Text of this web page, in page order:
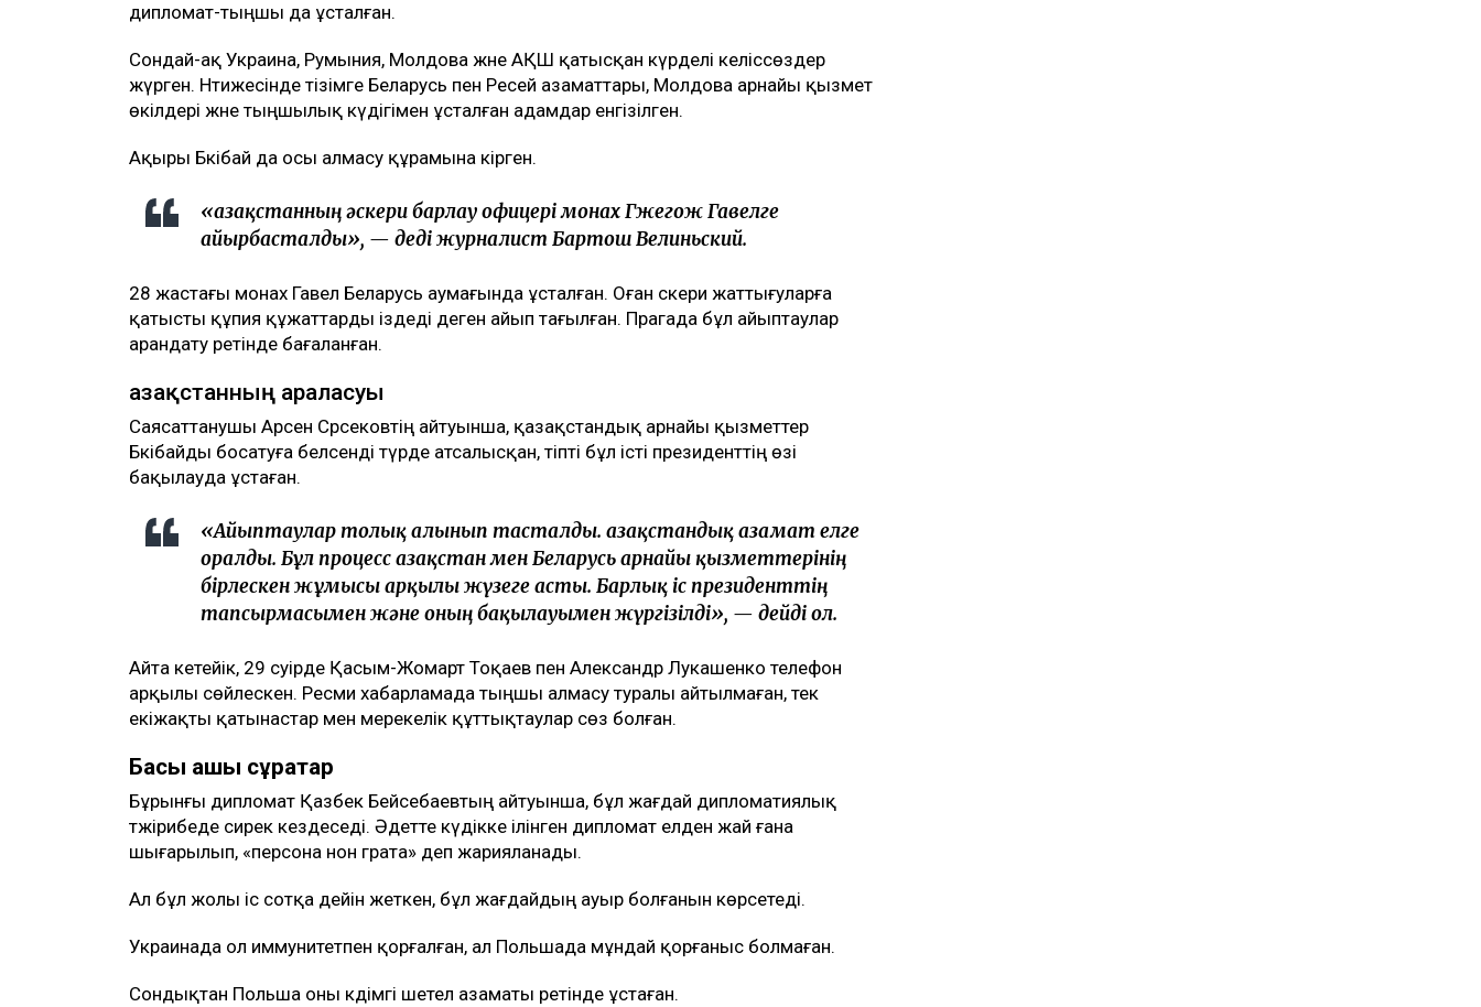
дипломат-тыңшы да ұсталған.
Сондай-ақ Украина, Румыния, Молдова және АҚШ қатысқан күрделі келіссөздер
жүрген. Нәтижесінде тізімге Беларусь пен Ресей азаматтары, Молдова арнайы қызмет
өкілдері және тыңшылық күдігімен ұсталған адамдар енгізілген.
Ақыры Бәкібай да осы алмасу құрамына кірген.
«Қазақстанның әскери барлау офицері монах Гжегож Гавелге
айырбасталды», — деді журналист Бартош Велиньский.
28 жастағы монах Гавел Беларусь аумағында ұсталған. Оған әскери жаттығуларға
қатысты құпия құжаттарды іздеді деген айып тағылған. Прагада бұл айыптаулар
арандату ретінде бағаланған.
Қазақстанның араласуы
Саясаттанушы Арсен Сәрсековтің айтуынша, қазақстандық арнайы қызметтер
Бәкібайды босатуға белсенді түрде атсалысқан, тіпті бұл істі президенттің өзі
бақылауда ұстаған.
«Айыптаулар толық алынып тасталды. Қазақстандық азамат елге
оралды. Бұл процесс Қазақстан мен Беларусь арнайы қызметтерінің
бірлескен жұмысы арқылы жүзеге асты. Барлық іс президенттің
тапсырмасымен және оның бақылауымен жүргізілді», — дейді ол.
Айта кетейік, 29 сәуірде Қасым-Жомарт Тоқаев пен Александр Лукашенко телефон
арқылы сөйлескен. Ресми хабарламада тыңшы алмасу туралы айтылмаған, тек
екіжақты қатынастар мен мерекелік құттықтаулар сөз болған.
Басы ашық сұрақтар
Бұрынғы дипломат Қазбек Бейсебаевтың айтуынша, бұл жағдай дипломатиялық
тәжірибеде сирек кездеседі. Әдетте күдікке ілінген дипломат елден жай ғана
шығарылып, «персона нон грата» деп жарияланады.
Ал бұл жолы іс сотқа дейін жеткен, бұл жағдайдың ауыр болғанын көрсетеді.
Украинада ол иммунитетпен қорғалған, ал Польшада мұндай қорғаныс болмаған.
Сондықтан Польша оны кәдімгі шетел азаматы ретінде ұстаған.